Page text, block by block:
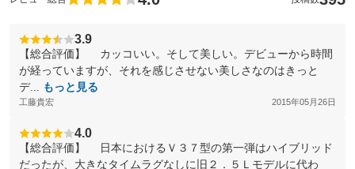
3.9
【総合評価】 カッコいい。そして美しい。デビューから時間
が経っていますが、それを感じさせない美しさなのはきっと
デ...
もっと見る
工藤貴宏 2015年05月26日
4.0
【総合評価】 日本におけるＶ３７型の第一弾はハイブリッド
だったが、大きなタイムラグなしに旧２．５Ｌモデルに代わ